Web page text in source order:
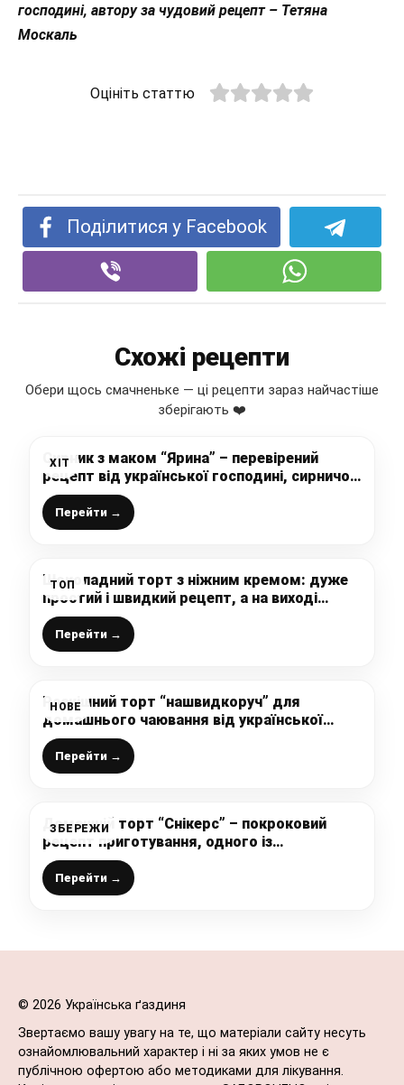
господині, автору за чудовий рецепт – Тетяна
Москаль
Оцініть статтю
Поділитися у Facebook
Схожі рецепти
Обери щось смачненьке — ці рецепти зараз найчастіше
зберігають ❤️
ХІТ
Сирник з маком “Ярина” – перевірений
рецепт від української господині, сирничок
виходить високий і дуже смачний
Перейти →
ТОП
Шоколадний торт з ніжним кремом: дуже
простий і швидкий рецепт, а на виході
розкішний тортик на будь-яке свято
Перейти →
НОВЕ
Розкішний торт “нашвидкоруч” для
домашнього чаювання від української
господині – дуже смачний і простий у
приготуванні
Перейти →
ЗБЕРЕЖИ
Домашній торт “Снікерс” – покроковий
рецепт приготування, одного із
найсмачніших тортиків
Перейти →
© 2026 Українська ґаздиня
Звертаємо вашу увагу на те, що матеріали сайту несуть
ознайомлювальний характер і ні за яких умов не є
публічною офертою або методиками для лікування.